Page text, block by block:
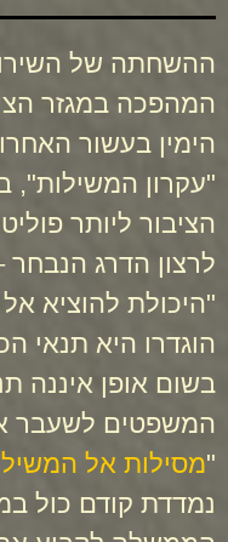
ההשחתה של
המהפכה במגזר
הימין בעשור
"עקרון המשילות",
הציבור ליותר
לרצון הדרג
"היכולת להוציא
הוגדרו היא תנאי
בשום אופן איננה
המשפטים לשעבר
"מסילות אל
נמדדת קודם כול